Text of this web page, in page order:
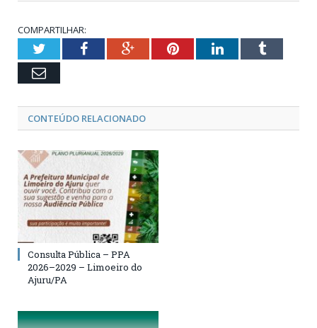
COMPARTILHAR:
TwitterFacebookGoogle+PinterestLinkedInTumblr
Email
CONTEÚDO RELACIONADO
Consulta Pública – PPA
2026–2029 – Limoeiro do
Ajuru/PA